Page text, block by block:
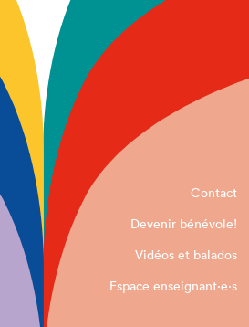
Contact
Devenir bénévole!
Vidéos et balados
Espace enseignant·e⋅s